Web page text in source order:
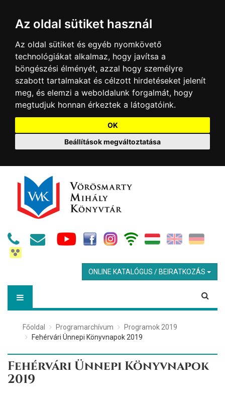
Az oldal sütiket használ
Az oldal sütiket és egyéb nyomkövető
technológiákat alkalmaz, hogy javítsa a
böngészési élményét, azzal hogy személyre
szabott tartalmakat és célzott hirdetéseket jelenít
meg, és elemzi a weboldalunk forgalmát, hogy
megtudjuk honnan érkeztek a látogatóink.
OK
Beállítások megváltoztatása
ONLINE KATALÓGUS / BEIRATKOZÁS
Főoldal Programarchívum
Programok 2019
Fehérvári Ünnepi Könyvnapok 2019
Fehérvári Ünnepi Könyvnapok
2019